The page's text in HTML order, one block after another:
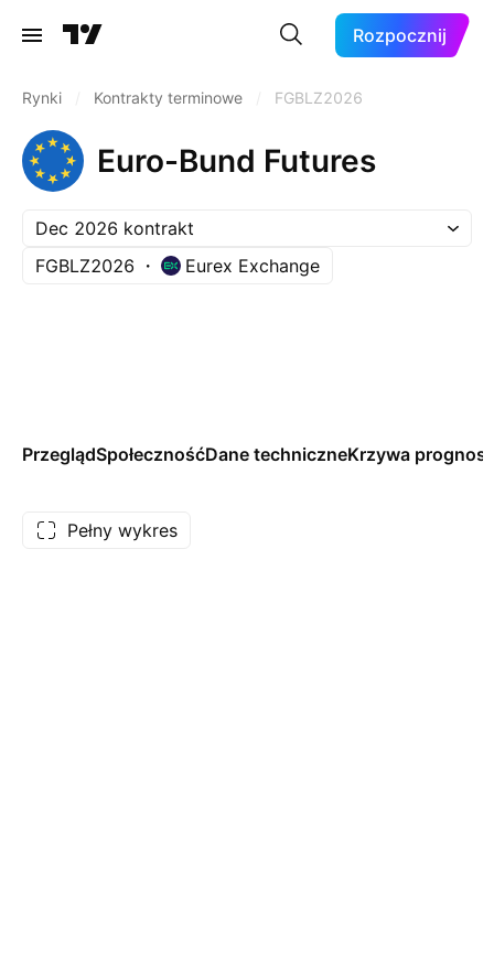
Rozpocznij
Rynki Kontrakty terminowe FGBLZ2026
Euro-Bund Futures
Dec 2026 kontrakt
FGBLZ2026
Eurex Exchange
PrzeglądSpołecznośćDane techniczneKrzywa
Pełny wykres